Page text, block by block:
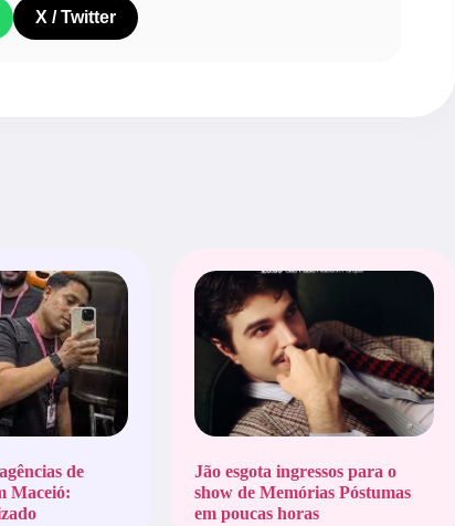
X / Twitter
de
Maceió:
Jão esgota ingressos para o
show de Memórias Póstumas
em poucas horas